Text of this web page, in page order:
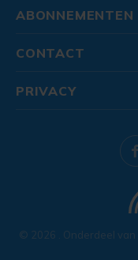
ABONNEMENTEN
CONTACT
© 2026 . Onderdeel van
PRIVACY